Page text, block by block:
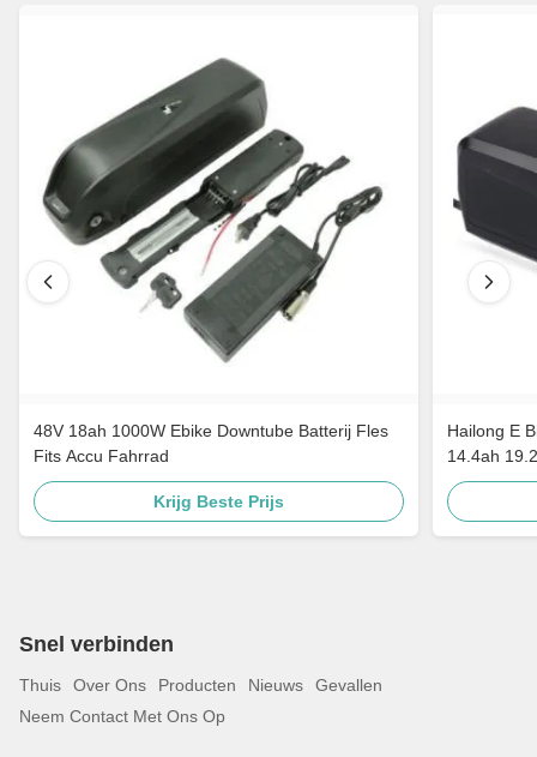
48V 18ah 1000W Ebike Downtube Batterij Fles
Fits Accu Fahrrad
Krijg Beste Prijs
Hailong E
14.4ah
Snel verbinden
Thuis Over Ons Producten Nieuws
Gevallen
Neem Contact Met Ons Op